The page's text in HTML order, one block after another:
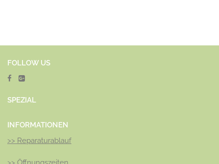
FOLLOW US
SPEZIAL
INFORMATIONEN
>> Reparaturablauf